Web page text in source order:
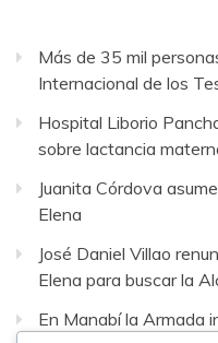
Más de 35 mil
Internacional de los
Hospital Liborio
sobre lactancia
Juanita Córdova
Elena
José Daniel Villao
Elena para buscar la
En Manabí la Armada